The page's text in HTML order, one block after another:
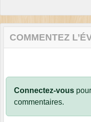
COMMENTEZ
Connectez-vous
commentaires.